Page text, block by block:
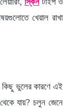
খেয়াল রাখা
কিছু ভুলের কারণে এই
যায়? চলুন জেনে